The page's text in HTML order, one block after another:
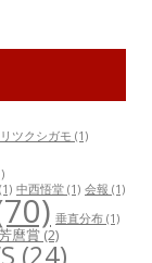
ツクシガモ (1)
(1) 中西悟堂 (1) 会報 (1)
垂直分布 (1)
麿賞 (2)
(24)